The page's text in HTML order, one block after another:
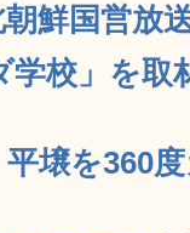
朝鮮国営放
校」を取
壌を360